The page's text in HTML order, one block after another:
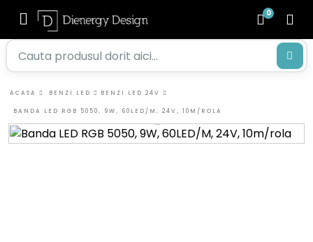
0
ACASA BENZI LED BENZI LED 24V
BANDA LED RGB 5050, 9W, 60LED/M, 24V, 10M/ROLA